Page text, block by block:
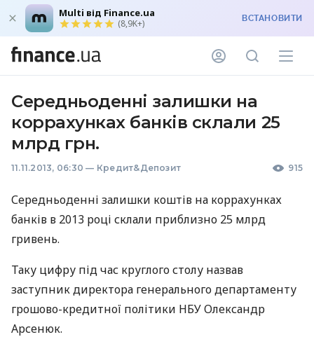
Multi від Finance.ua
(8,9K+) ВСТАНОВИТИ
Середньоденні залишки на
коррахунках банків склали 25
млрд грн.
11.11.2013, 06:30 — Кредит&Депозит 915
Середньоденні залишки коштів на коррахунках
банків в 2013 році склали приблизно 25 млрд
гривень.
Таку цифру під час круглого столу назвав
заступник директора генерального департаменту
грошово-кредитної політики НБУОлександр
Арсенюк.